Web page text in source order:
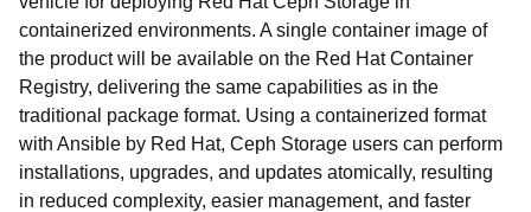
containerized environments. A single container image of
the product will be available on the Red Hat Container
Registry, delivering the same capabilities as in the
traditional package format. Using a containerized format
with Ansible by Red Hat, Ceph Storage users can perform
installations, upgrades, and updates atomically, resulting
in reduced complexity, easier management, and faster